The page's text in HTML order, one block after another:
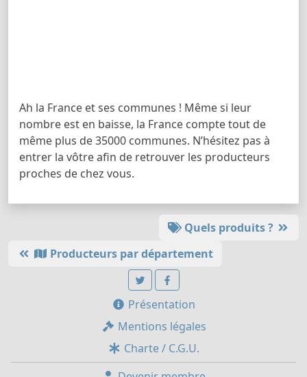
Ah la France et ses communes ! Même si leur
nombre est en baisse, la France compte tout de
même plus de 35000 communes. N’hésitez pas à
entrer la vôtre afin de retrouver les producteurs
proches de chez vous.
Quels produits ?
Producteurs par département
Présentation
Mentions légales
Charte / C.G.U.